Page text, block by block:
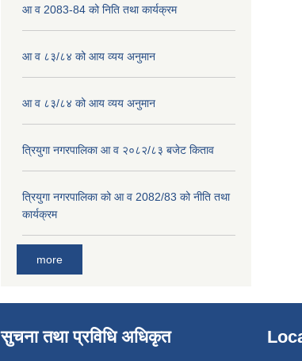
आ व 2083-84 को निति तथा कार्यक्रम
आ व ८३/८४ को आय व्यय अनुमान
आ व ८३/८४ को आय व्यय अनुमान
त्रियुगा नगरपालिका आ व २०८२/८३ बजेट किताव
त्रियुगा नगरपालिका को आ व 2082/83 को नीति तथा
कार्यक्रम
more
सुचना तथा प्रविधि अधिकृत